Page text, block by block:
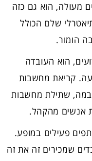
מעולה, הוא גם כזה
שלם הכולל
הומור.
הוא העובדה
קריאת מחשבות
שתילת מחשבות
אנשים מהקהל.
פעילים במופע.
שמכירים זה את זה